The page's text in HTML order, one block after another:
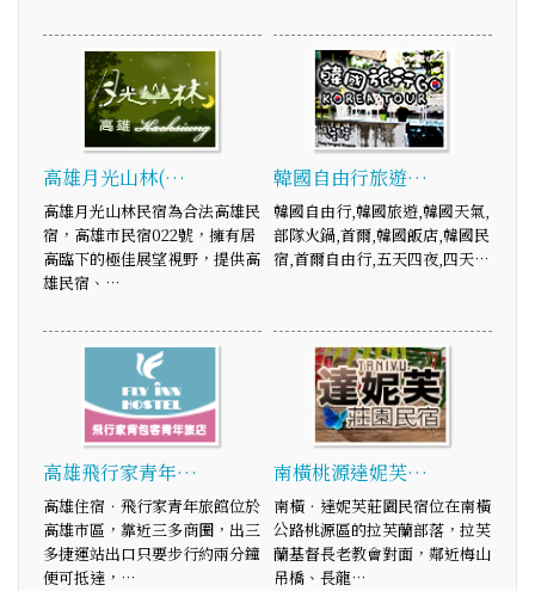
高雄月光山林(…
高雄月光山林民宿為合法高雄民
宿，高雄市民宿022號，擁有居
高臨下的極佳展望視野，提供高
雄民宿、…
韓國自由行旅遊…
韓國自由行,韓國旅遊,韓國天氣,
部隊火鍋,首爾,韓國飯店,韓國民
宿,首爾自由行,五天四夜,四天…
高雄飛行家青年…
高雄住宿．飛行家青年旅館位於
高雄市區，靠近三多商圈，出三
多捷運站出口只要步行約兩分鐘
便可抵達，…
南橫桃源達妮芙…
南橫‧達妮芙莊園民宿位在南橫
公路桃源區的拉芙蘭部落，拉芙
蘭基督長老教會對面，鄰近梅山
吊橋、長龍…